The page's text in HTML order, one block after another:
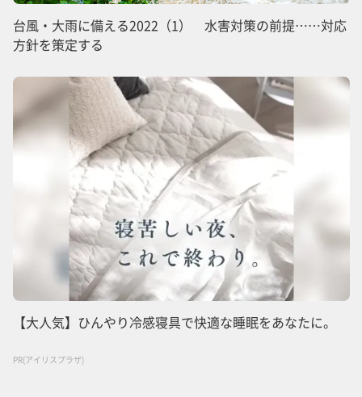
台風・大雨に備える2022（1） 水害対策の前提……対応
方針を策定する
【大人気】ひんやり冷感寝具で快適な睡眠をあなたに。
PR(アイリスプラザ)